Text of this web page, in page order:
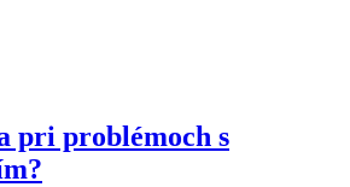
pri problémoch s